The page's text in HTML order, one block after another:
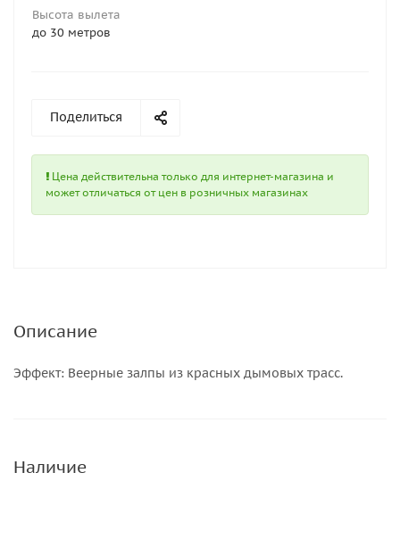
Высота вылета
до 30 метров
Поделиться
Цена действительна только для интернет-магазина и
может отличаться от цен в розничных магазинах
Описание
Эффект: Веерные залпы из красных дымовых трасс.
Наличие